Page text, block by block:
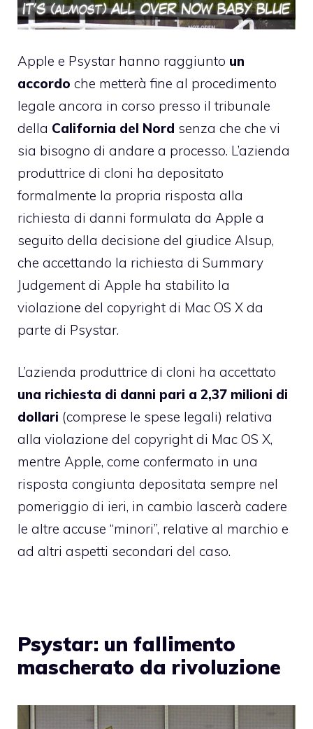
Apple e Psystar hanno raggiunto un
accordo che metterà fine al procedimento
legale ancora in corso presso il tribunale
della California del Nord senza che che vi
sia bisogno di andare a processo. L’azienda
produttrice di cloni ha depositato
formalmente la propria risposta alla
richiesta di danni formulata da Apple a
seguito della decisione del giudice Alsup,
che accettando la richiesta di Summary
Judgement di Apple ha stabilito la
violazione del copyright di Mac OS X da
parte di Psystar.
L’azienda produttrice di cloni ha accettato
una richiesta di danni pari a 2,37 milioni di
dollari (comprese le spese legali) relativa
alla violazione del copyright di Mac OS X,
mentre Apple, come confermato in una
risposta congiunta depositata sempre nel
pomeriggio di ieri, in cambio lascerà cadere
le altre accuse “minori”, relative al marchio e
ad altri aspetti secondari del caso.
Psystar: un fallimento
mascherato da rivoluzione